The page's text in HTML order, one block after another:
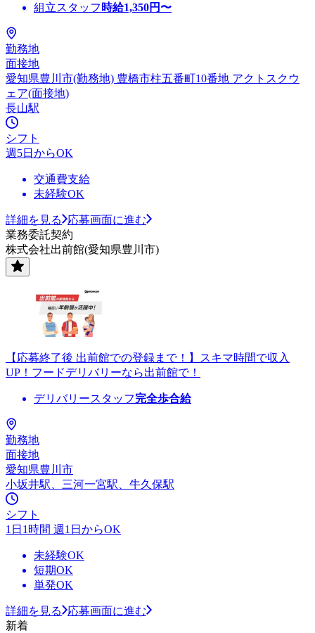
組立スタッフ 時給1,350円〜
勤務地
面接地
愛知県豊川市(勤務地) 豊橋市柱五番町10番地 アクトスクウ
ェア(面接地)
長山駅
シフト
週5日からOK
交通費支給
未経験OK
詳細を見る
応募画面に進む
業務委託契約
株式会社出前館(愛知県豊川市)
【応募終了後 出前館での登録まで！】スキマ時間で収入
UP！フードデリバリーなら出前館で！
デリバリースタッフ完全歩合給
勤務地
面接地
愛知県豊川市
小坂井駅、三河一宮駅、牛久保駅
シフト
1日1時間 週1日からOK
未経験OK
短期OK
単発OK
詳細を見る
応募画面に進む
新着